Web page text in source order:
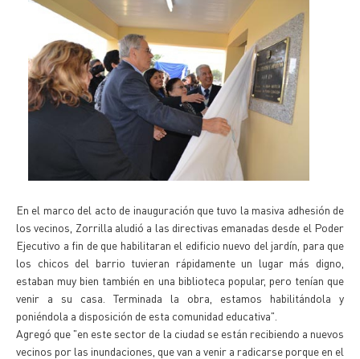
En el marco del acto de inauguración que tuvo la masiva adhesión de
los vecinos, Zorrilla aludió a las directivas emanadas desde el Poder
Ejecutivo a fin de que habilitaran el edificio nuevo del jardín, para que
los chicos del barrio tuvieran rápidamente un lugar más digno,
estaban muy bien también en una biblioteca popular, pero tenían que
venir a su casa. Terminada la obra, estamos habilitándola y
poniéndola a disposición de esta comunidad educativa".
Agregó que "en este sector de la ciudad se están recibiendo a nuevos
vecinos por las inundaciones, que van a venir a radicarse porque en el